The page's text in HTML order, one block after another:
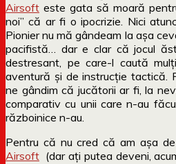
Airsoft este gata să moară
noi” că ar fi o ipocrizie. Nici
Pionier nu mă gândeam la așa
pacifistă… dar e clar că jocul
destresant, pe care-l caută
aventură și de instrucție tactică.
ne gândim că jucătorii ar fi, la
comparativ cu unii care n-au
războinice n-au.
Pentru că nu cred că am așa
Airsoft (dar ați putea deveni,